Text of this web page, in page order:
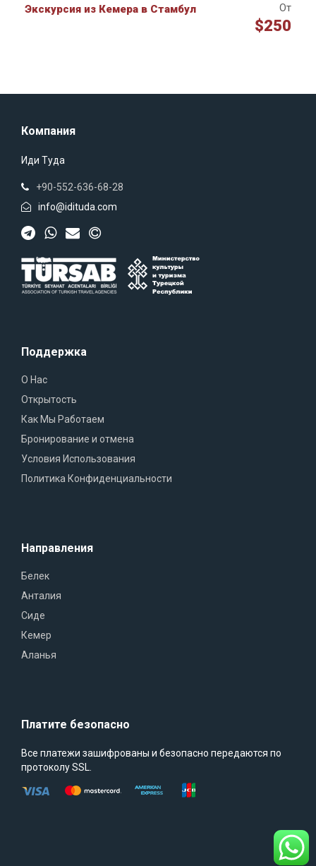
Экскурсия из Кемера в Стамбул От
$250
Компания
Иди Туда
+90-552-636-68-28
info@idituda.com
Поддержка
О Нас
Открытость
Как Мы Работаем
Бронирование и отмена
Условия Использования
Политика Конфиденциальности
Направления
Белек
Анталия
Сиде
Кемер
Аланья
Платите безопасно
Все платежи зашифрованы и безопасно передаются по
протоколу SSL.